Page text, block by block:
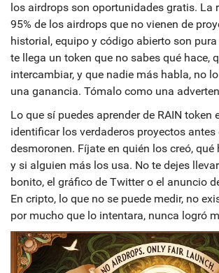
los airdrops son oportunidades gratis. La
95% de los airdrops que no vienen de
historial, equipo y código abierto son
te llega un token que no sabes qué hace,
intercambiar, y que nadie más habla, no
una ganancia. Tómalo como una
Lo que sí puedes aprender de RAIN token
identificar los verdaderos proyectos antes
desmoronen. Fíjate en quién los creó, qué
y si alguien más los usa. No te dejes
bonito, el gráfico de Twitter o el anuncio
En cripto, lo que no se puede medir, no
por mucho que lo intentara, nunca logró